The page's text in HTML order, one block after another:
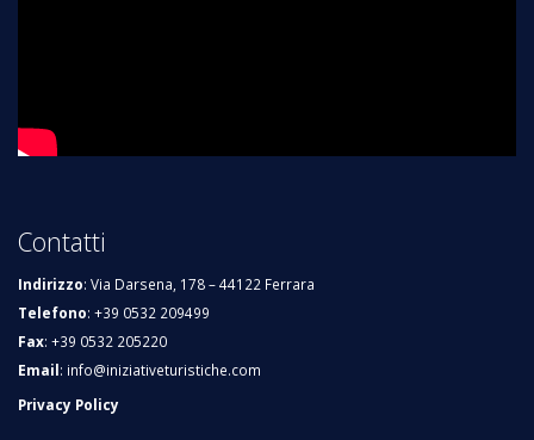
Contatti
Indirizzo: Via Darsena, 178 – 44122 Ferrara
Telefono: +39 0532 209499
Fax: +39 0532 205220
Email: info@iniziativeturistiche.com
Privacy Policy